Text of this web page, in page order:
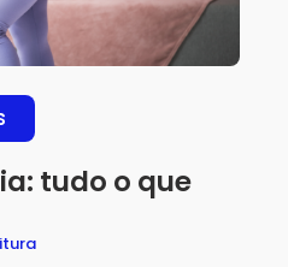
tudo o que